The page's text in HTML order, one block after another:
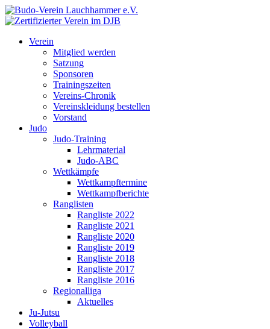
Verein
Mitglied werden
Satzung
Sponsoren
Trainingszeiten
Vereins-Chronik
Vereinskleidung bestellen
Vorstand
Judo
Judo-Training
Lehrmaterial
Judo-ABC
Wettkämpfe
Wettkampftermine
Wettkampfberichte
Ranglisten
Rangliste 2022
Rangliste 2021
Rangliste 2020
Rangliste 2019
Rangliste 2018
Rangliste 2017
Rangliste 2016
Regionalliga
Aktuelles
Ju-Jutsu
Volleyball